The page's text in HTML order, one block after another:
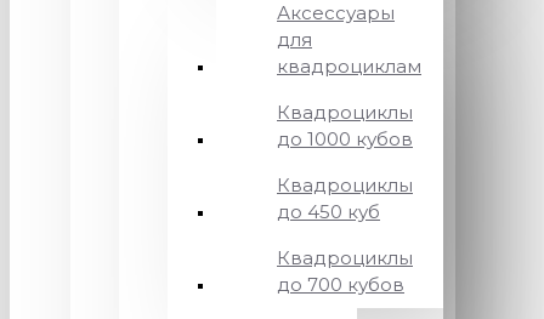
Аксессуары
для
квадроциклам
Квадроциклы
до 1000 кубов
Квадроциклы
до 450 куб
Квадроциклы
до 700 кубов